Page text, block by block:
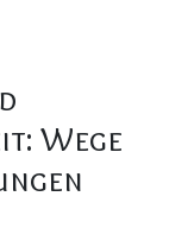
Wege